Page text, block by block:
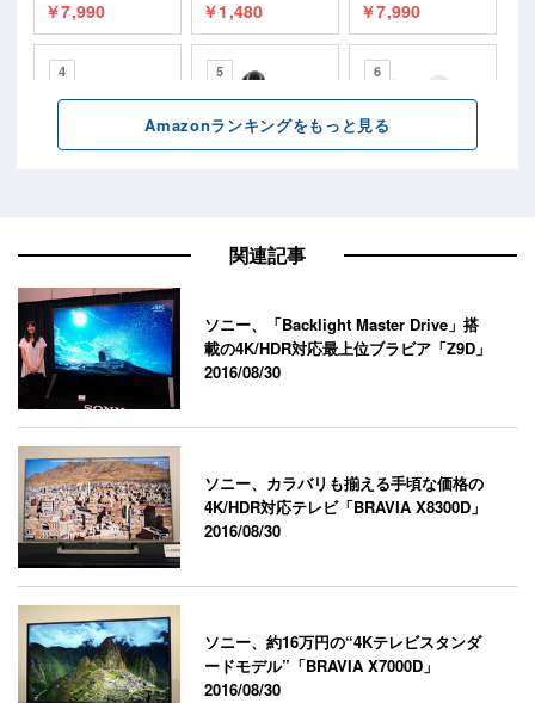
関連記事
ソニー、「Backlight Master Drive」搭
載の4K/HDR対応最上位ブラビア「Z9D」
2016/08/30
ソニー、カラバリも揃える手頃な価格の
4K/HDR対応テレビ「BRAVIA X8300D」
2016/08/30
ソニー、約16万円の“4Kテレビスタンダ
ードモデル”「BRAVIA X7000D」
2016/08/30